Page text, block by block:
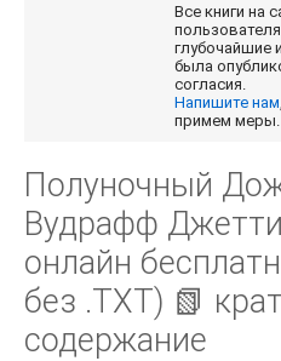
Все книги на
глубочайшие
была
согласия.
Напишите нам
примем меры.
Полуночный
Вудрафф
онлайн
без .TXT) 📗
содержание